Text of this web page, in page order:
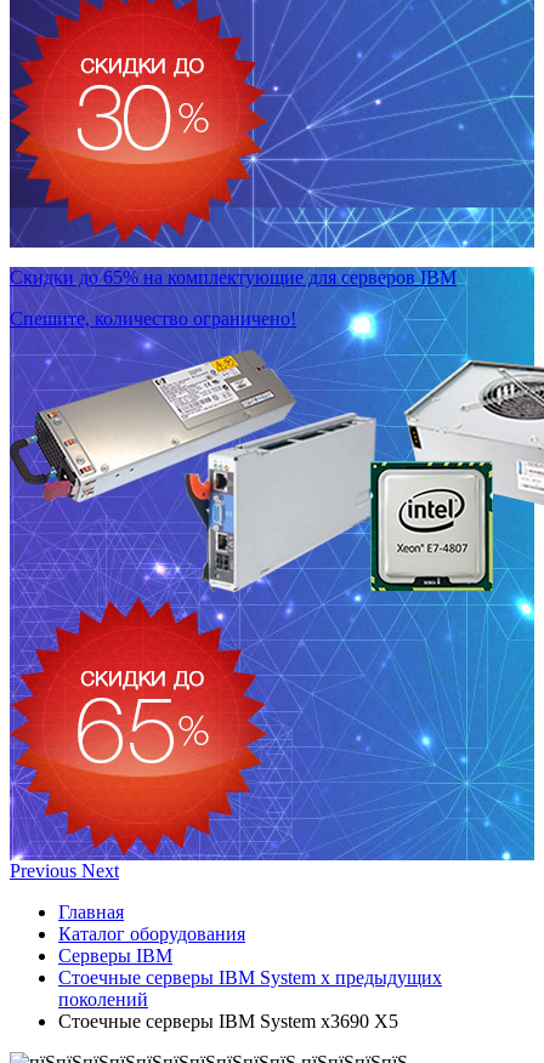
Скидки до 65% на комплектующие для серверов IBM
Спешите, количество ограничено!
Previous Next
Главная
Каталог оборудования
Серверы IBM
Стоечные серверы IBM System x предыдущих
поколений
Стоечные серверы IBM System x3690 X5